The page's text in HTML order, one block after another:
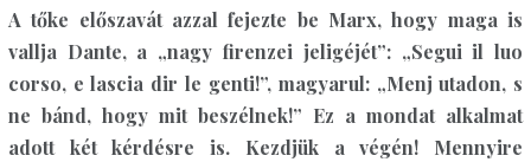
A tőke előszavát azzal fejezte be Marx, hogy maga is
vallja Dante, a „nagy firenzei jeligéjét”: „Segui il luo
corso, e lascia dir le genti!”, magyarul: „Menj utadon, s
ne bánd, hogy mit beszélnek!” Ez a mondat alkalmat
adott két kérdésre is. Kezdjük a végén! Mennyire